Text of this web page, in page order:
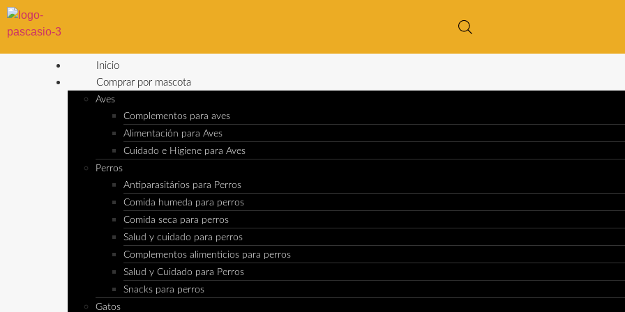
Inicio
Comprar por mascota
Aves
Complementos para aves
Alimentación para Aves
Cuidado e Higiene para Aves
Perros
Antiparasitários para Perros
Comida humeda para perros
Comida seca para perros
Salud y cuidado para perros
Complementos alimenticios para perros
Salud y Cuidado para Perros
Snacks para perros
Gatos